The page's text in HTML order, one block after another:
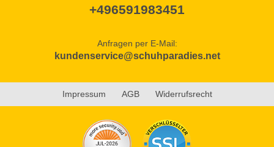
+496591983451
Anfragen per E-Mail:
kundenservice@schuhparadies.net
Impressum AGB Widerrufsrecht